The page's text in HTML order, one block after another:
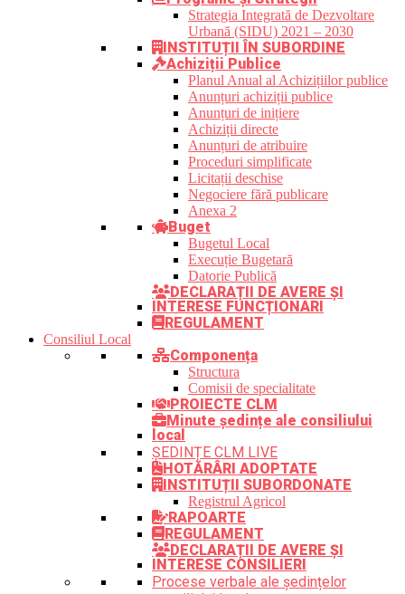
Strategia Integrată de Dezvoltare
Urbană (SIDU) 2021 – 2030
INSTITUȚII ÎN SUBORDINE
Achiziții Publice
Planul Anual al Achizițiilor publice
Anunțuri achiziții publice
Anunțuri de inițiere
Achiziții directe
Anunțuri de atribuire
Proceduri simplificate
Licitații deschise
Negociere fără publicare
Anexa 2
Buget
Bugetul Local
Execuție Bugetară
Datorie Publică
DECLARAȚII DE AVERE ȘI
INTERESE FUNCȚIONARI
REGULAMENT
Consiliul Local
Componența
Structura
Comisii de specialitate
PROIECTE CLM
Minute ședințe ale consiliului
local
ȘEDINȚE CLM LIVE
HOTĂRÂRI ADOPTATE
INSTITUȚII SUBORDONATE
Registrul Agricol
RAPOARTE
REGULAMENT
DECLARAȚII DE AVERE ȘI
INTERESE CONSILIERI
Procese verbale ale ședințelor